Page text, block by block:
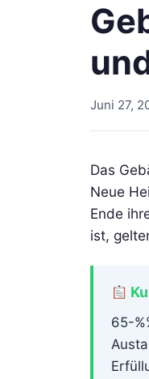
Juni 27,
Das
Neue
Ende
ist,
65-